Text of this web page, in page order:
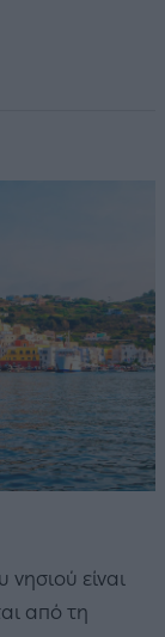
είναι
από τη